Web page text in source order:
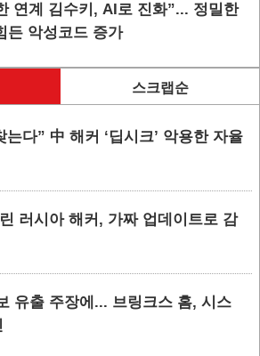
연계 김수키, AI로 진화”... 정밀한
든 악성코드 증가
스크랩순
다” 中 해커 ‘딥시크’ 악용한 자율
러시아 해커, 가짜 업데이트로 감
유출 주장에... 브링크스 홈, 시스